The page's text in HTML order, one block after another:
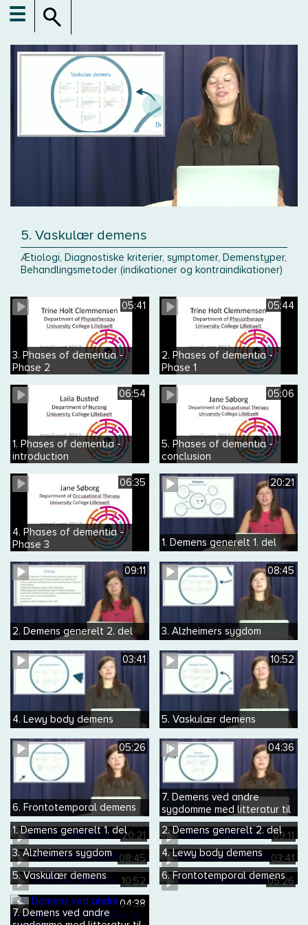
☰
5. Vaskulær demens
Ætiologi, Diagnostiske kriterier, symptomer, Demenstyper,
Behandlingsmetoder (indikationer og kontraindikationer)
05:41
3. Phases of dementia -
Phase 2
05:44
2. Phases of dementia -
Phase 1
06:54
1. Phases of dementia -
introduction
05:06
5. Phases of dementia -
conclusion
06:35
4. Phases of dementia -
Phase 3
20:21
1. Demens generelt 1. del
09:11
2. Demens generelt 2. del
08:45
3. Alzheimers sygdom
03:41
4. Lewy body demens
10:52
5. Vaskulær demens
05:26
6. Frontotemporal demens
04:36
7. Demens ved andre
sygdomme med litteratur til
Demens
20:21
1. Demens generelt 1. del 09:11
2. Demens generelt 2. del
08:45
3. Alzheimers sygdom 03:41
4. Lewy body demens
10:52
5. Vaskulær demens 05:26
6. Frontotemporal demens
04:38
7. Demens ved andre